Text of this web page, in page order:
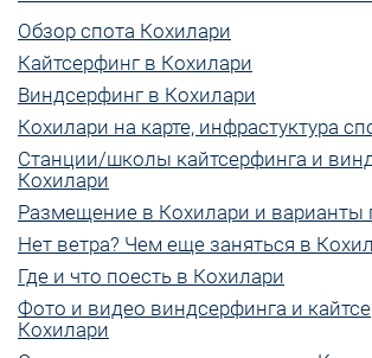
Обзор спота Кохилари
Кайтсерфинг в Кохилари
Виндсерфинг в Кохилари
Кохилари на карте, инфрастуктура
Станции/школы кайтсерфинга и
Кохилари
Размещение в Кохилари и варианты
Нет ветра? Чем еще заняться в
Где и что поесть в Кохилари
Фото и видео виндсерфинга и
Кохилари